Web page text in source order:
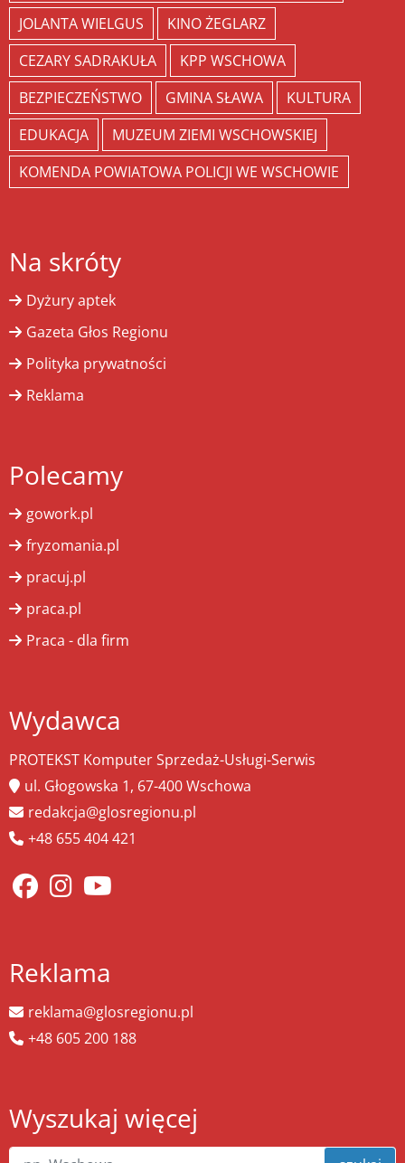
JOLANTA WIELGUS
KINO ŻEGLARZ
CEZARY SADRAKUŁA
KPP WSCHOWA
BEZPIECZEŃSTWO
GMINA SŁAWA
KULTURA
EDUKACJA
MUZEUM ZIEMI WSCHOWSKIEJ
KOMENDA POWIATOWA POLICJI WE WSCHOWIE
Na skróty
Dyżury aptek
Gazeta Głos Regionu
Polityka prywatności
Reklama
Polecamy
gowork.pl
fryzomania.pl
pracuj.pl
praca.pl
Praca - dla firm
Wydawca
PROTEKST Komputer Sprzedaż-Usługi-Serwis
ul. Głogowska 1, 67-400 Wschowa
redakcja@glosregionu.pl
+48 655 404 421
Reklama
reklama@glosregionu.pl
+48 605 200 188
Wyszukaj więcej